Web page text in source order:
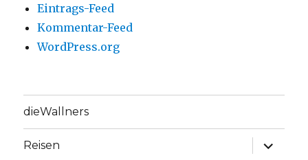
Eintrags-Feed
Kommentar-Feed
WordPress.org
dieWallners
Reisen